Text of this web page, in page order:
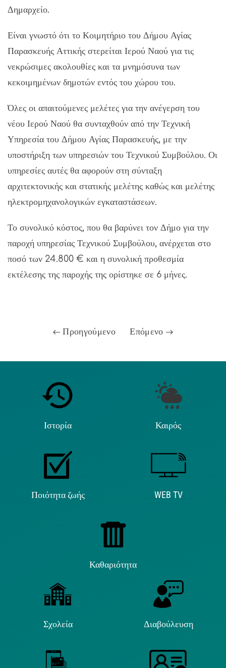
Δημαρχείο.
Είναι γνωστό ότι το Κοιμητήριο του Δήμου Αγίας
Παρασκευής Αττικής στερείται Ιερού Ναού για τις
νεκρώσιμες ακολουθίες και τα μνημόσυνα των
κεκοιμημένων δημοτών εντός του χώρου του.
Όλες οι απαιτούμενες μελέτες για την ανέγερση του
νέου Ιερού Ναού θα συνταχθούν από την Τεχνική
Υπηρεσία του Δήμου Αγίας Παρασκευής, με την
υποστήριξη των υπηρεσιών του Τεχνικού Συμβούλου. Οι
υπηρεσίες αυτές θα αφορούν στη σύνταξη
αρχιτεκτονικής και στατικής μελέτης καθώς και μελέτης
ηλεκτρομηχανολογικών εγκαταστάσεων.
Το συνολικό κόστος, που θα βαρύνει τον Δήμο για την
παροχή υπηρεσίας Τεχνικού Συμβούλου, ανέρχεται στο
ποσό των 24.800 € και η συνολική προθεσμία
εκτέλεσης της παροχής της ορίστηκε σε 6 μήνες.
Προηγούμενο Επόμενο
Ιστορία Καιρός
Ποιότητα ζωής WEB TV
Καθαριότητα
Σχολεία Διαβούλευση